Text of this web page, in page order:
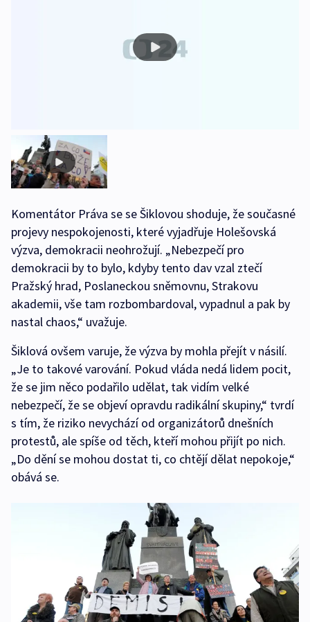
Komentátor Práva se se Šiklovou shoduje, že současné
projevy nespokojenosti, které vyjadřuje Holešovská
výzva, demokracii neohrožují. „Nebezpečí pro
demokracii by to bylo, kdyby tento dav vzal ztečí
Pražský hrad, Poslaneckou sněmovnu, Strakovu
akademii, vše tam rozbombardoval, vypadnul a pak by
nastal chaos,“ uvažuje.
Šiklová ovšem varuje, že výzva by mohla přejít v násilí.
„Je to takové varování. Pokud vláda nedá lidem pocit,
že se jim něco podařilo udělat, tak vidím velké
nebezpečí, že se objeví opravdu radikální skupiny,“ tvrdí
s tím, že riziko nevychází od organizátorů dnešních
protestů, ale spíše od těch, kteří mohou přijít po nich.
„Do dění se mohou dostat ti, co chtějí dělat nepokoje,“
obává se.